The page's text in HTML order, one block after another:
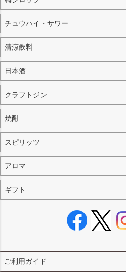
チュウハイ・サワー
清涼飲料
日本酒
クラフトジン
焼酎
スピリッツ
アロマ
ギフト
ご利用ガイド